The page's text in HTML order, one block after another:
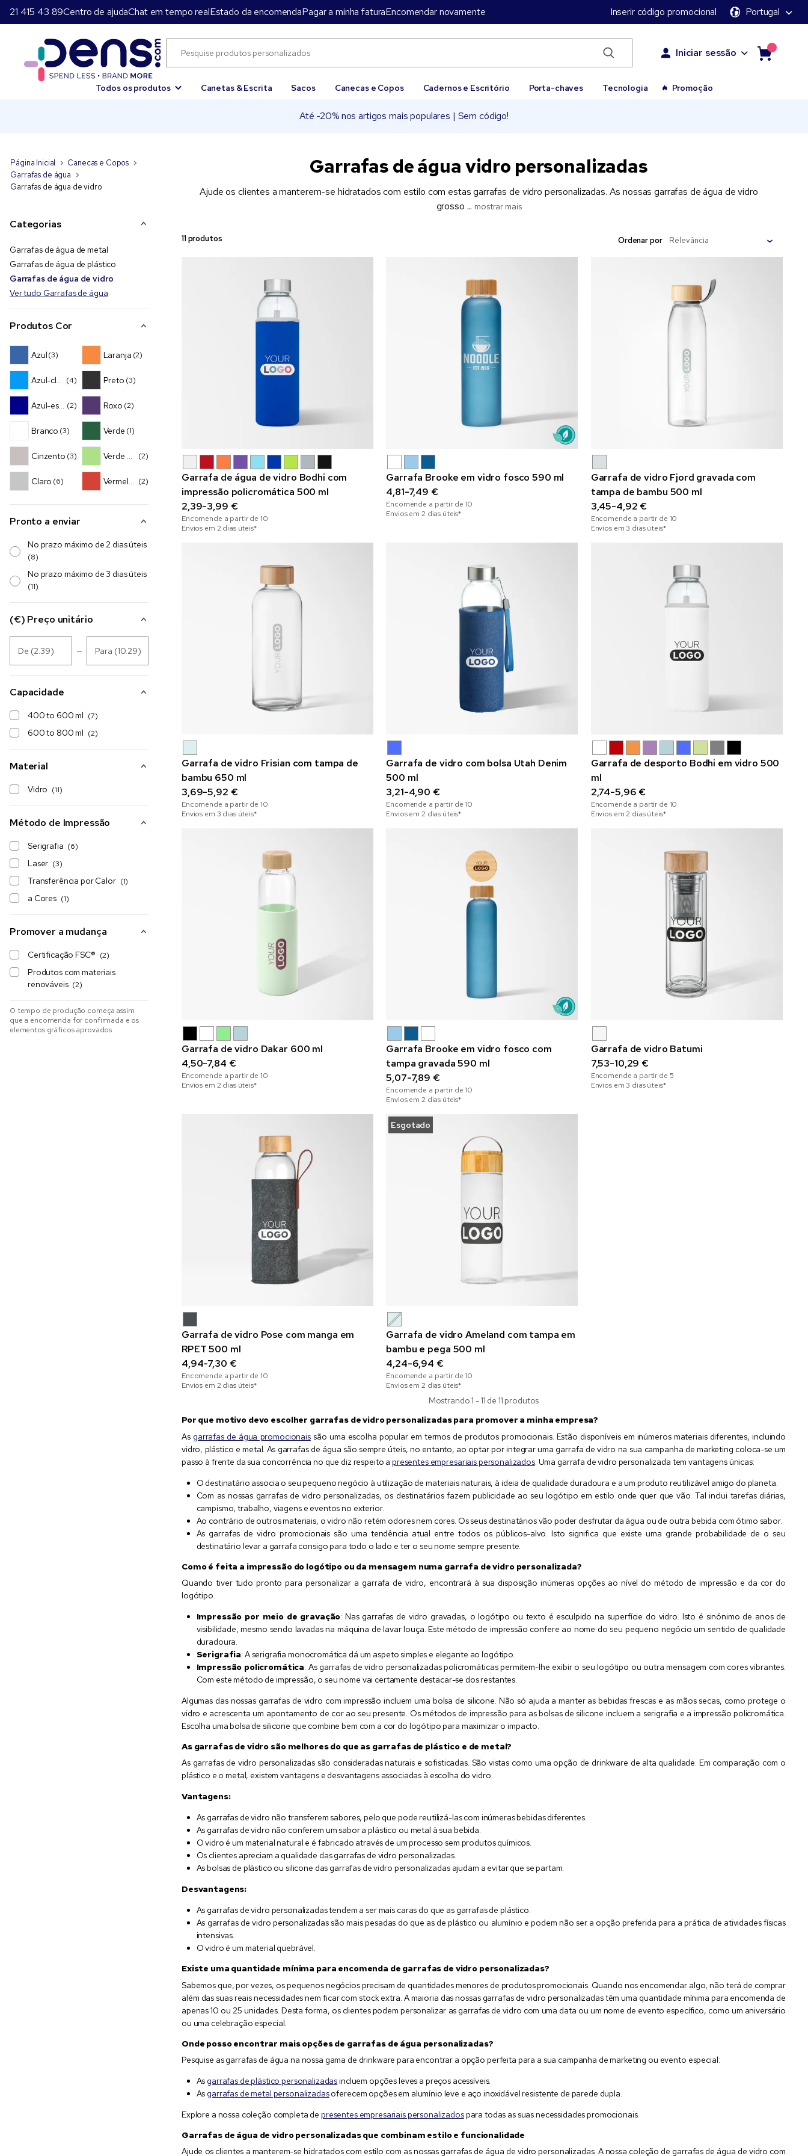
21 415 43 89Centro de ajudaChat em tempo realEstado da encomendaPagar a minha faturaEncomendar novamente Inserir código promocional Portugal
Iniciar sessão
Todos os produtos Canetas & Escrita Sacos Canecas e Copos Cadernos e Escritório Porta-chaves Tecnologia Promoção
Até -20% nos artigos mais populares | Sem código!
Página Inicial
Canecas e Copos
Garrafas de água
Garrafas de água de vidro
Categorias
Garrafas de água de metal
Garrafas de água de plástico
Garrafas de água de vidro
Ver tudo Garrafas de água
Produtos Cor
Azul(3)
Azul-claro(4)
Azul-escuro
(2)
Branco (3)
Cinzento (3)
Claro (6)
Laranja (2)
Preto (3)
Roxo (2)
Verde (1)
Verde Claro
(2)
Vermelho (2)
Pronto a enviar
No prazo máximo de 2 dias úteis
(8)
No prazo máximo de 3 dias úteis
(11)
(€) Preço unitário
De (2.39) Para (10.29)
Capacidade
400 to 600 ml (7)
600 to 800 ml (2)
Material
Vidro (11)
Método de Impressão
Serigrafia (6)
Laser (3)
Transferência por Calor (1)
a Cores (1)
Promover a mudança
Certificação FSC® (2)
Produtos com materiais
renováveis (2)
O tempo de produção começa assim
que a encomenda for confirmada e os
elementos gráficos aprovados
Garrafas de água vidro personalizadas
Ajude os clientes a manterem-se hidratados com estilo com estas garrafas de vidro personalizadas. As nossas garrafas de água de vidro
grosso ... mostrar mais
11 produtos Ordenar por
Garrafa de água de vidro Bodhi com
impressão policromática 500 ml
2,39-3,99 €
Encomende a partir de 10
Envios em 2 dias úteis*
Garrafa Brooke em vidro fosco 590 ml
4,81-7,49 €
Encomende a partir de 10
Envios em 2 dias úteis*
Garrafa de vidro Fjord gravada com
tampa de bambu 500 ml
3,45-4,92 €
Encomende a partir de 10
Envios em 3 dias úteis*
Garrafa de vidro Frisian com tampa de
bambu 650 ml
3,69-5,92 €
Encomende a partir de 10
Envios em 3 dias úteis*
Garrafa de vidro com bolsa Utah Denim
500 ml
3,21-4,90 €
Encomende a partir de 10
Envios em 2 dias úteis*
Garrafa de desporto Bodhi em vidro 500
ml
2,74-5,96 €
Encomende a partir de 10
Envios em 2 dias úteis*
Garrafa de vidro Dakar 600 ml
4,50-7,84 €
Encomende a partir de 10
Envios em 2 dias úteis*
Garrafa Brooke em vidro fosco com
tampa gravada 590 ml
5,07-7,89 €
Encomende a partir de 10
Envios em 2 dias úteis*
Garrafa de vidro Batumi
7,53-10,29 €
Encomende a partir de 5
Envios em 3 dias úteis*
Garrafa de vidro Pose com manga em
RPET 500 ml
4,94-7,30 €
Encomende a partir de 10
Envios em 2 dias úteis*
Esgotado
Garrafa de vidro Ameland com tampa em
bambu e pega 500 ml
4,24-6,94 €
Encomende a partir de 10
Envios em 2 dias úteis*
Mostrando 1 - 11 de 11 produtos
Por que motivo devo escolher garrafas de vidro personalizadas para promover a minha empresa?
As garrafas de água promocionaissão uma escolha popular em termos de produtos promocionais. Estão disponíveis em inúmeros materiais diferentes, incluindo
vidro, plástico e metal. As garrafas de água são sempre úteis, no entanto, ao optar por integrar uma garrafa de vidro na sua campanha de marketing coloca-se um
passo à frente da sua concorrência no que diz respeito apresentes empresariais personalizados. Uma garrafa de vidro personalizada tem vantagens únicas:
O destinatário associa o seu pequeno negócio à utilização de materiais naturais, à ideia de qualidade duradoura e a um produto reutilizável amigo do planeta.
Com as nossas garrafas de vidro personalizadas, os destinatários fazem publicidade ao seu logótipo em estilo onde quer que vão. Tal inclui tarefas diárias,
campismo, trabalho, viagens e eventos no exterior.
Ao contrário de outros materiais, o vidro não retém odores nem cores. Os seus destinatários vão poder desfrutar da água ou de outra bebida com ótimo sabor.
As garrafas de vidro promocionais são uma tendência atual entre todos os públicos-alvo. Isto significa que existe uma grande probabilidade de o seu
destinatário levar a garrafa consigo para todo o lado e ter o seu nome sempre presente.
Como é feita a impressão do logótipo ou da mensagem numa garrafa de vidro personalizada?
Quando tiver tudo pronto para personalizar a garrafa de vidro, encontrará à sua disposição inúmeras opções ao nível do método de impressão e da cor do
logótipo.
Impressão por meio de gravação: Nas garrafas de vidro gravadas, o logótipo ou texto é esculpido na superfície do vidro. Isto é sinónimo de anos de
visibilidade, mesmo sendo lavadas na máquina de lavar louça. Este método de impressão confere ao nome do seu pequeno negócio um sentido de qualidade
duradoura.
Serigrafia: A serigrafia monocromática dá um aspeto simples e elegante ao logótipo.
Impressão policromática: As garrafas de vidro personalizadas policromáticas permitem-lhe exibir o seu logótipo ou outra mensagem com cores vibrantes.
Com este método de impressão, o seu nome vai certamente destacar-se dos restantes.
Algumas das nossas garrafas de vidro com impressão incluem uma bolsa de silicone. Não só ajuda a manter as bebidas frescas e as mãos secas, como protege o
vidro e acrescenta um apontamento de cor ao seu presente. Os métodos de impressão para as bolsas de silicone incluem a serigrafia e a impressão policromática.
Escolha uma bolsa de silicone que combine bem com a cor do logótipo para maximizar o impacto.
As garrafas de vidro são melhores do que as garrafas de plástico e de metal?
As garrafas de vidro personalizadas são consideradas naturais e sofisticadas. São vistas como uma opção de drinkware de alta qualidade. Em comparação com o
plástico e o metal, existem vantagens e desvantagens associadas à escolha do vidro.
Vantagens:
As garrafas de vidro não transferem sabores, pelo que pode reutilizá-las com inúmeras bebidas diferentes.
As garrafas de vidro não conferem um sabor a plástico ou metal à sua bebida.
O vidro é um material natural e é fabricado através de um processo sem produtos químicos.
Os clientes apreciam a qualidade das garrafas de vidro personalizadas.
As bolsas de plástico ou silicone das garrafas de vidro personalizadas ajudam a evitar que se partam.
Desvantagens:
As garrafas de vidro personalizadas tendem a ser mais caras do que as garrafas de plástico.
As garrafas de vidro personalizadas são mais pesadas do que as de plástico ou alumínio e podem não ser a opção preferida para a prática de atividades físicas
intensivas.
O vidro é um material quebrável.
Existe uma quantidade mínima para encomenda de garrafas de vidro personalizadas?
Sabemos que, por vezes, os pequenos negócios precisam de quantidades menores de produtos promocionais. Quando nos encomendar algo, não terá de comprar
além das suas reais necessidades nem ficar com stock extra. A maioria das nossas garrafas de vidro personalizadas têm uma quantidade mínima para encomenda de
apenas 10 ou 25 unidades. Desta forma, os clientes podem personalizar as garrafas de vidro com uma data ou um nome de evento específico, como um aniversário
ou uma celebração especial.
Onde posso encontrar mais opções de garrafas de água personalizadas?
Pesquise as garrafas de água na nossa gama de drinkware para encontrar a opção perfeita para a sua campanha de marketing ou evento especial:
As garrafas de plástico personalizadasincluem opções leves a preços acessíveis.
As garrafas de metal personalizadasoferecem opções em alumínio leve e aço inoxidável resistente de parede dupla.
Explore a nossa coleção completa de presentes empresariais personalizadospara todas as suas necessidades promocionais.
Garrafas de água de vidro personalizadas que combinam estilo e funcionalidade
Ajude os clientes a manterem-se hidratados com estilo com as nossas garrafas de água de vidro personalizadas. A nossa coleção de garrafas de água de vidro com